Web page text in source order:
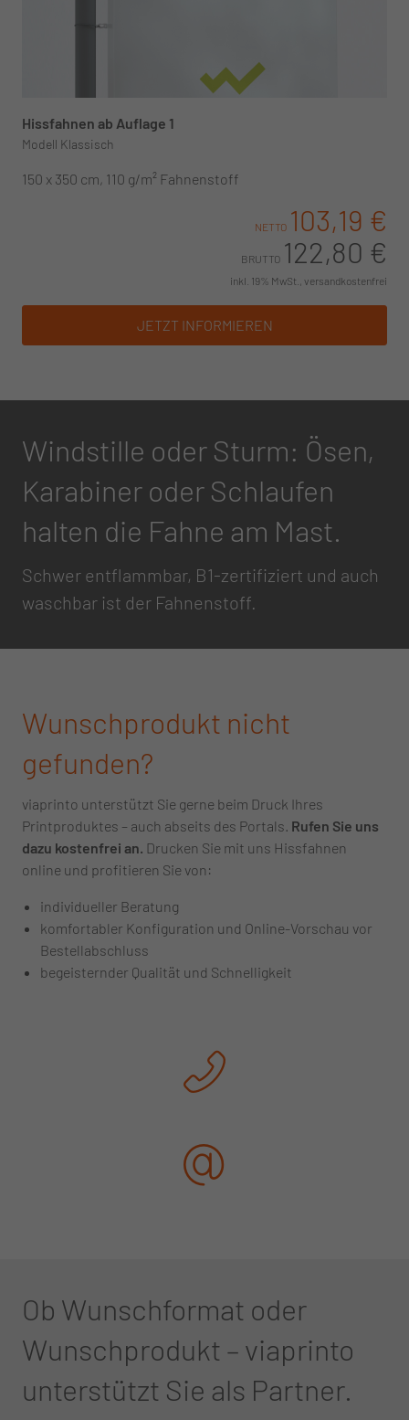
Hissfahnen ab Auflage 1
Modell Klassisch
150 x 350 cm, 110 g/m² Fahnenstoff
NETTO 103,19 €
BRUTTO 122,80 €
inkl. 19% MwSt., versandkostenfrei
JETZT INFORMIEREN
Windstille oder Sturm: Ösen,
Karabiner oder Schlaufen
halten die Fahne am Mast.
Schwer entflammbar, B1-zertifiziert und auch
waschbar ist der Fahnenstoff.
Wunschprodukt nicht
gefunden?
viaprinto unterstützt Sie gerne beim Druck Ihres
Printproduktes – auch abseits des Portals. Rufen Sie uns
dazu kostenfrei an. Drucken Sie mit uns Hissfahnen
online und profitieren Sie von:
individueller Beratung
komfortabler Konfiguration und Online-Vorschau vor
Bestellabschluss
begeisternder Qualität und Schnelligkeit
Ob Wunschformat oder
Wunschprodukt – viaprinto
unterstützt Sie als Partner.